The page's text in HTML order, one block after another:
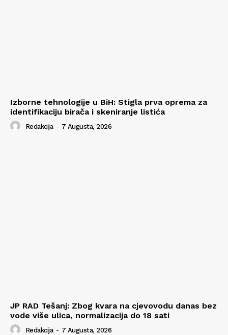
Izborne tehnologije u BiH: Stigla prva oprema za
identifikaciju birača i skeniranje listića
Redakcija - 7 Augusta, 2026
JP RAD Tešanj: Zbog kvara na cjevovodu danas bez
vode više ulica, normalizacija do 18 sati
Redakcija - 7 Augusta, 2026